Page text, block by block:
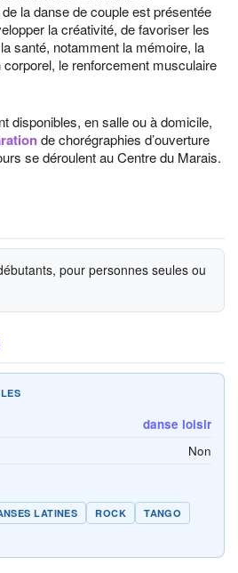
la danse de couple est présentée
la créativité, de favoriser les
santé, notamment la mémoire, la
le renforcement musculaire
disponibles, en salle ou à domicile,
de chorégraphies d’ouverture
se déroulent au Centre du Marais.
pour personnes seules ou
danse loisir
Non
LATINES ROCK
TANGO